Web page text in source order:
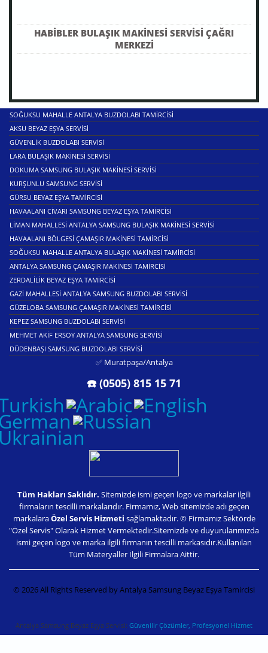
HABIBLER BULAŞIK MAKINESI SERVISI ÇAĞRI
MERKEZI
SOĞUKSU MAHALLE ANTALYA BUZDOLABI TAMIRCISI
AKSU BEYAZ EŞYA SERVISI
GÜVENLIK BUZDOLABI SERVISI
LARA BULAŞIK MAKINESI SERVISI
DOKUMA SAMSUNG BULAŞIK MAKINESI SERVISI
KURŞUNLU SAMSUNG SERVISI
GÜRSU BEYAZ EŞYA TAMIRCISI
HAVAALANI CIVARI SAMSUNG BEYAZ EŞYA TAMIRCISI
LIMAN MAHALLESI ANTALYA SAMSUNG BULAŞIK MAKINESI SERVISI
HAVAALANI BÖLGESI ÇAMAŞIR MAKINESI TAMIRCISI
SOĞUKSU MAHALLE ANTALYA BULAŞIK MAKINESI TAMIRCISI
ANTALYA SAMSUNG ÇAMAŞIR MAKINESI TAMIRCISI
ZERDALILIK BEYAZ EŞYA TAMIRCISI
GAZI MAHALLESI ANTALYA SAMSUNG BUZDOLABI SERVISI
GÜZELOBA SAMSUNG ÇAMAŞIR MAKINESI TAMIRCISI
KEPEZ SAMSUNG BUZDOLABI SERVISI
MEHMET AKIF ERSOY ANTALYA SAMSUNG SERVISI
DÜDENBAŞI SAMSUNG BUZDOLABI SERVISI
✅ Muratpaşa/Antalya
☎️ (0505) 815 15 71
Tüm Hakları Saklıdır. Sitemizde ismi geçen logo ve markalar ilgili
firmaların tescilli markalarıdır. Firmamız, Web sitemizde adı geçen
markalaraÖzel Servis Hizmeti sağlamaktadır. © Firmamız Sektörde
"Özel Servis" Olarak Hizmet Vermektedir.Sitemizde ve duyurularımızda
ismi geçen logo ve marka ilgili firmanın tescilli markasıdır.Kullanılan
Tüm Materyaller İlgili Firmalara Aittir.
© 2026 All Rights Reserved by Antalya Samsung Beyaz Eşya Tamircisi
Antalya Samsung Beyaz Eşya Servisi: Güvenilir Çözümler, Profesyonel Hizmet